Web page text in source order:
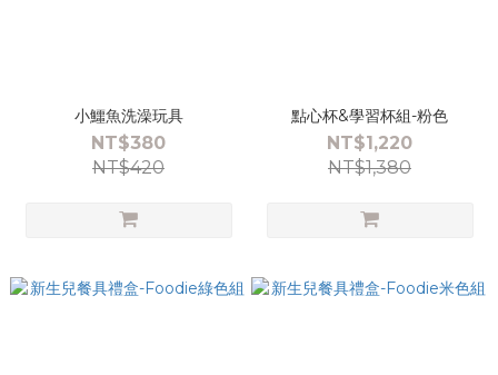
小鱷魚洗澡玩具
NT$380
NT$420
點心杯&學習杯組-粉色
NT$1,220
NT$1,380